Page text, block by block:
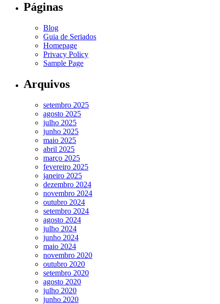
Páginas
Blog
Guia de Seriados
Homepage
Privacy Policy
Sample Page
Arquivos
setembro 2025
agosto 2025
julho 2025
junho 2025
maio 2025
abril 2025
março 2025
fevereiro 2025
janeiro 2025
dezembro 2024
novembro 2024
outubro 2024
setembro 2024
agosto 2024
julho 2024
junho 2024
maio 2024
novembro 2020
outubro 2020
setembro 2020
agosto 2020
julho 2020
junho 2020